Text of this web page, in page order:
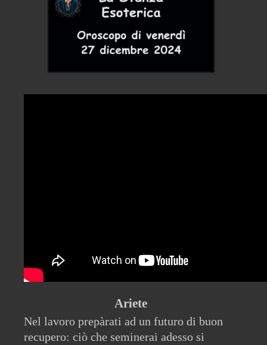
Ariete
Nel lavoro prepàrati ad un futuro di buon
recupero: ciò che seminerai adesso si